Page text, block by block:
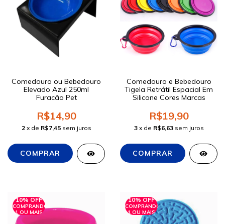
Comedouro ou Bebedouro
Elevado Azul 250ml
Furacão Pet
R$14,90
2 x de R$7,45 sem juros
Comedouro e Bebedouro
Tigela Retrátil Espacial Em
Silicone Cores Marcas
R$19,90
3 x de R$6,63 sem juros
10% OFF
COMPRANDO
1 OU MAIS
10% OFF
COMPRANDO
1 OU MAIS